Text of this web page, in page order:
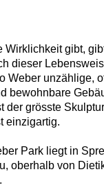
Wirklichkeit gibt,
dieser
Weber unzählige,
bewohnbare
der grösste
einzigartig.
Park liegt in
oberhalb von